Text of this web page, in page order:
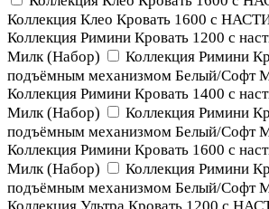
Коллекция Клео Кровать 1600 с
Коллекция Римини Кровать 1200 с
Милк (Набор)
Коллекция Римини
подъёмным механизмом Белый/Софт
Коллекция Римини Кровать 1400 с
Милк (Набор)
Коллекция Римини
подъёмным механизмом Белый/Софт
Коллекция Римини Кровать 1600 с
Милк (Набор)
Коллекция Римини
подъёмным механизмом Белый/Софт